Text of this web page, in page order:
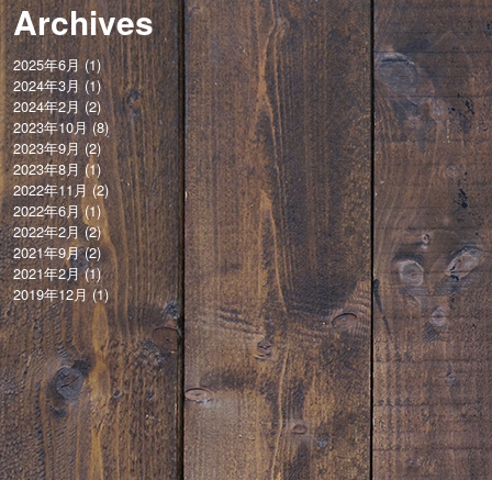
Archives
2025年6月(1)
2024年3月 (1)
2024年2月(2)
2023年10月(8)
2023年9月(2)
2023年8月(1)
2022年11月(2)
2022年6月(1)
2022年2月(2)
2021年9月(2)
2021年2月(1)
2019年12月(1)